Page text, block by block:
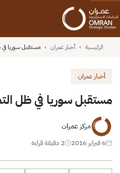
الرئيسية › أخبار عمران › مستقبل سوريا في
أخبار عمران
مستقبل سوريا في ظل
مركز عمران
6 فبراير 2016
2 دقيقة قراءة